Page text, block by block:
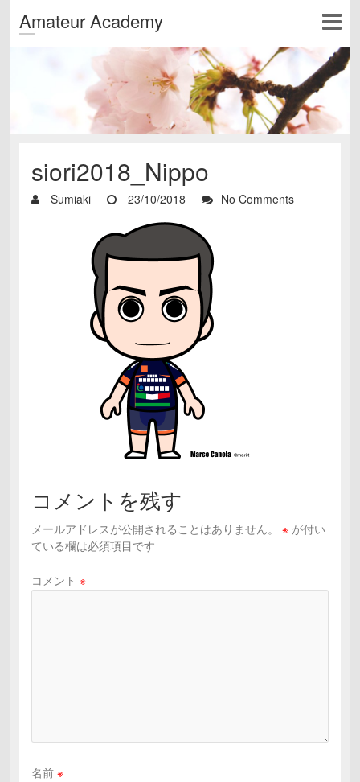
Amateur Academy
siori2018_Nippo
Sumiaki 23/10/2018 No Comments
コメントを残す
メールアドレスが公開されることはありません。 ※ が付い
ている欄は必須項目です
コメント ※
名前 ※